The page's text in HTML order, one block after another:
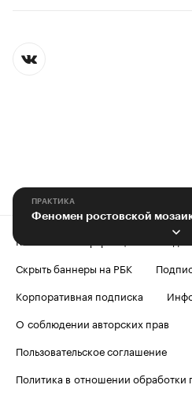
ПРАКТИКА
Феномен ростовской
Контактная информация
Скрыть баннеры на РБК
Корпоративная подписка
О соблюдении авторских прав
Пользовательское соглашение
Политика в отношении обработки